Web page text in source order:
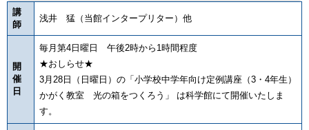
講
師
浅井 猛（当館インタープリター）他
開
催
日
毎月第4日曜日 午後2時から1時間程度
★おしらせ★
3月28日（日曜日）の「小学校中学年向け定例講座（3・4年生）
かがく教室 光の箱をつくろう」 は科学館にて開催いたしま
す。